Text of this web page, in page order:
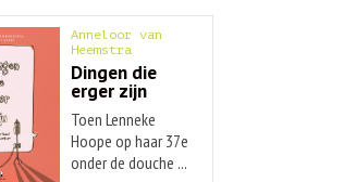
Anneloor van
Heemstra
Dingen die
erger zijn
Toen Lenneke
Hoope op haar 37e
onder de douche ...